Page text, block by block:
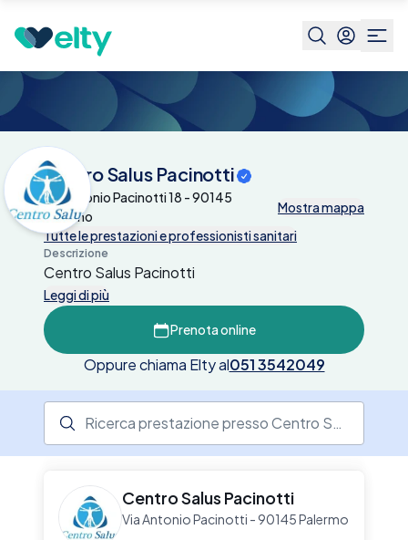
Centro Salus Pacinotti
Via Antonio Pacinotti 18 - 90145
Palermo
Mostra mappa
Tutte le prestazioni e professionisti sanitari
Descrizione
Centro Salus Pacinotti
Leggi di più
Prenota online
Oppure chiama Elty al051 3542049
Centro Salus Pacinotti
Via Antonio Pacinotti - 90145 Palermo